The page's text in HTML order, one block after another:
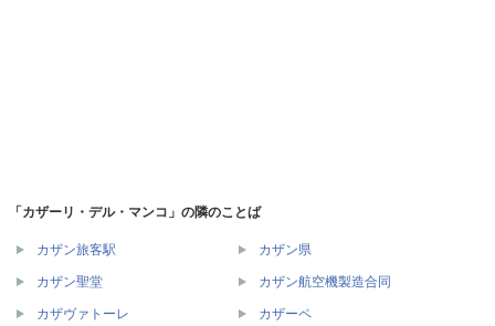
「カザーリ・デル・マンコ」の隣のことば
カザン旅客駅 カザン県
カザン聖堂 カザン航空機製造合同
カザヴァトーレ カザーペ